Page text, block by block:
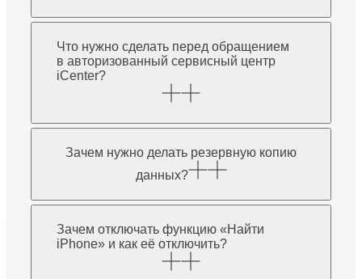
Что нужно сделать перед обращением
в авторизованный сервисный центр
iCenter?
Зачем нужно делать резервную копию
данных?
Зачем отключать функцию «Найти
iPhone» и как её отключить?